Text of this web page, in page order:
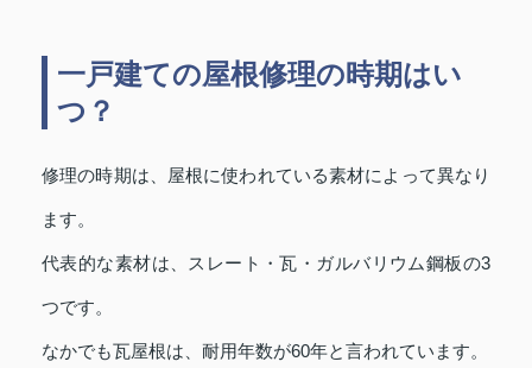
一戸建ての屋根修理の時期はい
つ？
修理の時期は、屋根に使われている素材によって異なり
ます。
代表的な素材は、スレート・瓦・ガルバリウム鋼板の3
つです。
なかでも瓦屋根は、耐用年数が60年と言われています。